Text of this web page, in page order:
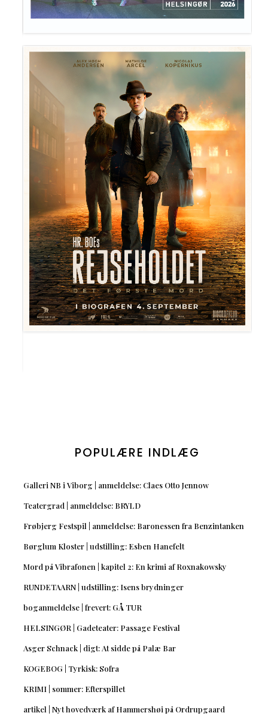
POPULÆRE INDLÆG
Galleri NB i Viborg | anmeldelse: Claes Otto Jennow
Teatergrad | anmeldelse: BRYLD
Frøbjerg Festspil | anmeldelse: Baronessen fra Benzintanken
Børglum Kloster | udstilling: Esben Hanefelt
Mord på Vibrafonen | kapitel 2: En krimi af Roxnakowsky
RUNDETAARN | udstilling: Isens brydninger
boganmeldelse | frevert: GÅ TUR
HELSINGØR | Gadeteater: Passage Festival
Asger Schnack | digt: At sidde på Palæ Bar
KOGEBOG | Tyrkisk: Sofra
KRIMI | sommer: Efterspillet
artikel | Nyt hovedværk af Hammershøi på Ordrupgaard